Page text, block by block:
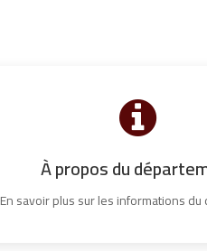
À propos du
En savoir plus sur les informations